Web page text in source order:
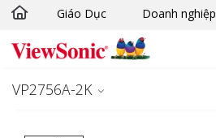
Chuyển đến nội dung chính
Giáo Dục Doanh nghiệp
VP2756A-2K